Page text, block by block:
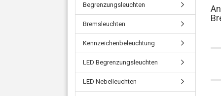
Begrenzungsleuchten
Bremsleuchten
Kennzeichenbeleuchtung
LED Begrenzungsleuchten
LED Nebelleuchten